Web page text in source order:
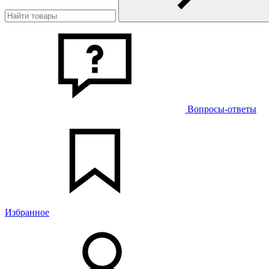
Вопросы-ответы
Избранное